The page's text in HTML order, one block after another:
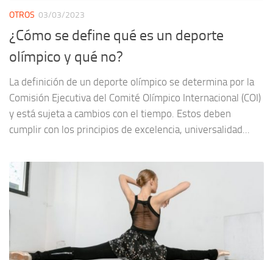
OTROS 03/03/2023
¿Cómo se define qué es un deporte
olímpico y qué no?
La definición de un deporte olímpico se determina por la
Comisión Ejecutiva del Comité Olímpico Internacional (COI)
y está sujeta a cambios con el tiempo. Estos deben
cumplir con los principios de excelencia, universalidad...